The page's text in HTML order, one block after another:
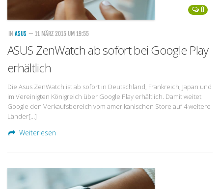
0
IN ASUS — 11 MÄRZ 2015 UM 19:55
ASUS ZenWatch ab sofort bei Google Play
erhältlich
Die Asus ZenWatch ist ab sofort in Deutschland, Frankreich, Japan und
im Vereinigten Königreich über Google Play erhältlich. Damit weitet
Google den Verkaufsbereich vom amerikanischen Store auf 4 weitere
Länder[…]
Weiterlesen